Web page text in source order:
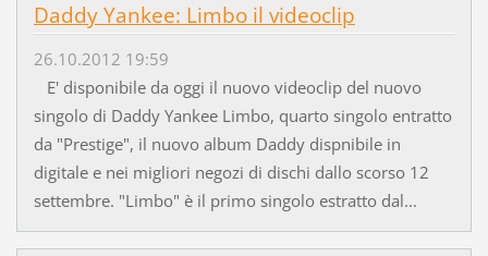
Daddy Yankee: Limbo il videoclip
26.10.2012 19:59
E' disponibile da oggi il nuovo videoclip del nuovo
singolo di Daddy Yankee Limbo, quarto singolo entratto
da "Prestige", il nuovo album Daddy dispnibile in
digitale e nei migliori negozi di dischi dallo scorso 12
settembre. "Limbo" è il primo singolo estratto dal...